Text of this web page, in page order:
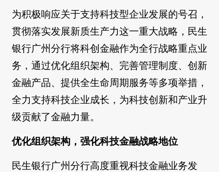
为积极响应关于支持科技型企业发展的号召，
贯彻落实发展新质生产力这一重大战略，民生
银行广州分行将科创金融作为全行战略重点业
务，通过优化组织架构、完善管理制度、创新
金融产品、提供全生命周期服务等多项举措，
全力支持科技企业成长，为科技创新和产业升
级贡献了金融力量。
优化组织架构，强化科技金融战略地位
民生银行广州分行高度重视科技金融业务发